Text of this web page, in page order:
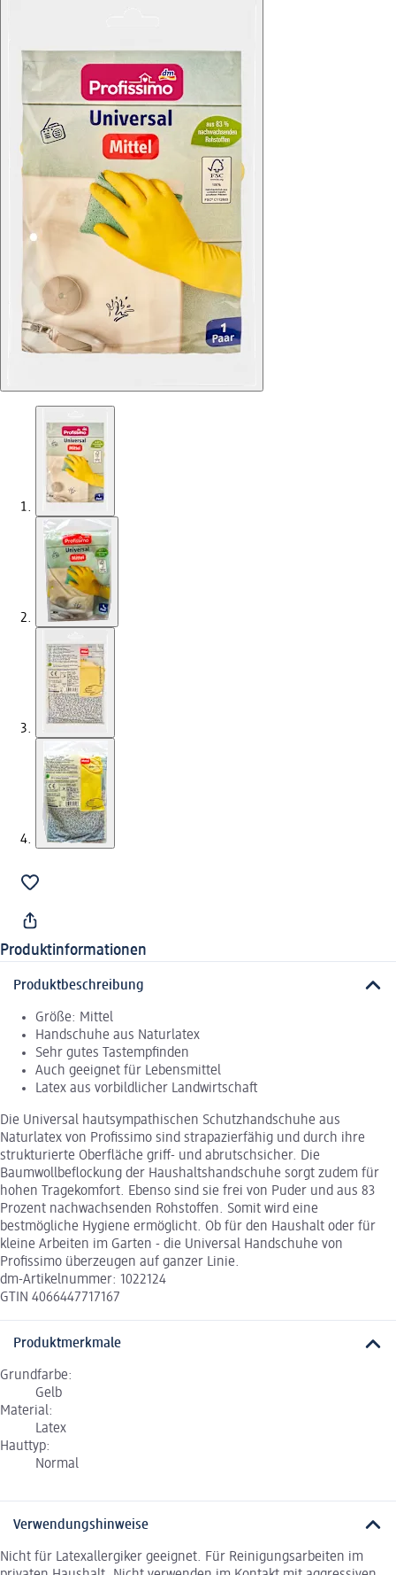
Produktinformationen
Produktbeschreibung
Größe: Mittel
Handschuhe aus Naturlatex
Sehr gutes Tastempfinden
Auch geeignet für Lebensmittel
Latex aus vorbildlicher Landwirtschaft
Die Universal hautsympathischen Schutzhandschuhe aus
Naturlatex von Profissimo sind strapazierfähig und durch ihre
strukturierte Oberfläche griff- und abrutschsicher. Die
Baumwollbeflockung der Haushaltshandschuhe sorgt zudem für
hohen Tragekomfort. Ebenso sind sie frei von Puder und aus 83
Prozent nachwachsenden Rohstoffen. Somit wird eine
bestmögliche Hygiene ermöglicht. Ob für den Haushalt oder für
kleine Arbeiten im Garten - die Universal Handschuhe von
Profissimo überzeugen auf ganzer Linie.
dm-Artikelnummer: 1022124
GTIN 4066447717167
Produktmerkmale
Grundfarbe:
Gelb
Material:
Latex
Hauttyp:
Normal
Verwendungshinweise
Nicht für Latexallergiker geeignet. Für Reinigungsarbeiten im